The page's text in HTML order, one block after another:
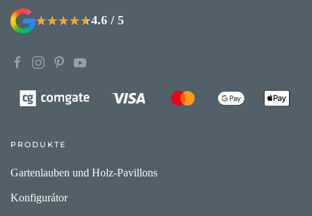
★★★★★
★★★★★4.6 / 5
PRODUKTE
Gartenlauben und Holz-Pavillons
Konfigurátor